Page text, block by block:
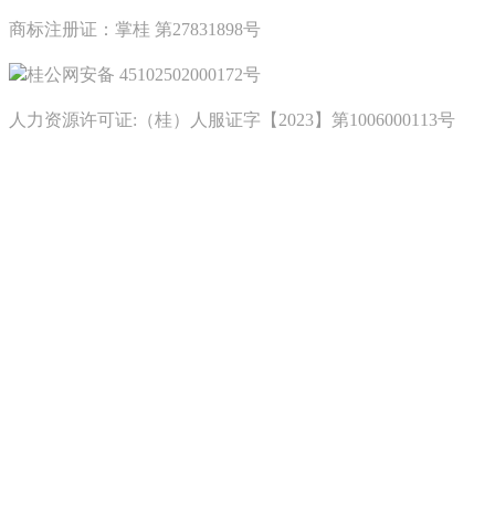
商标注册证：掌桂 第27831898号
桂公网安备 45102502000172号
人力资源许可证:（桂）人服证字【2023】第1006000113号